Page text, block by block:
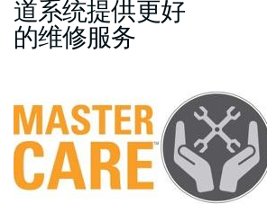
道系统提供更好
的维修服务
像